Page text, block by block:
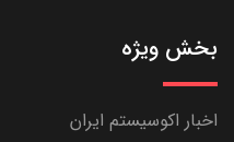
بخش ویژه
اخبار اکوسیستم ایران